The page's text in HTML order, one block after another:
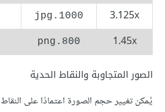
3.125x
1000.jpg
1.45x
800.png
الصور المتجاوبة والنقاط الحدية
يُمكن تغيير حجم الصورة اعتمادًا على